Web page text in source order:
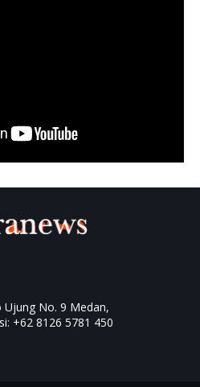
Ujung No. 9 Medan,
+62 8126 5781 450